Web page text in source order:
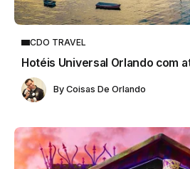
CDO TRAVEL
Hotéis Universal Orlando com
By Coisas De Orlando